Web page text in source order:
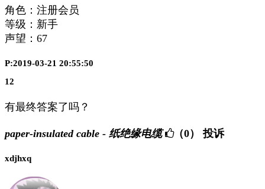
角色：注册会员
等级：新手
声望： 67
P:2019-03-21 20:55:50
12
有最终答案了吗？
paper-insulated cable - 纸绝缘电缆 （0） 投诉
xdjhxq